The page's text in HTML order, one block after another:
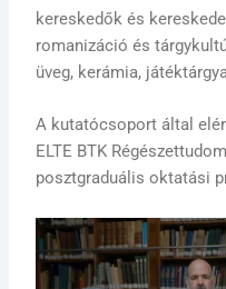
kereskedők és
romanizáció és
üveg, kerámia,
A kutatócsoport által
ELTE BTK
posztgraduális oktatási